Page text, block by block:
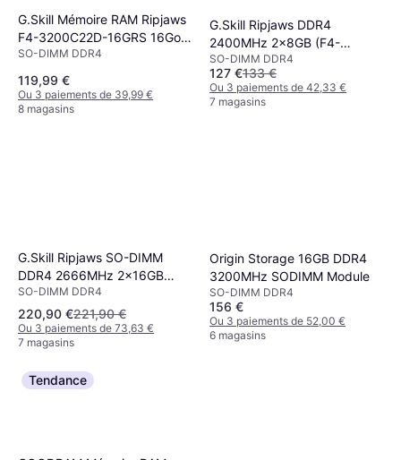
G.Skill Mémoire RAM Ripjaws
F4-3200C22D-16GRS 16Go
(2x8Go) DDR4 3200MHz
CL22 Noir
SO-DIMM DDR4
119,99 €
Ou 3 paiements de 39,99 €
8 magasins
G.Skill Ripjaws DDR4
2400MHz 2x8GB (F4-
2400C16D-16GRS)
SO-DIMM DDR4
127 €133 €
Ou 3 paiements de 42,33 €
7 magasins
G.Skill Ripjaws SO-DIMM
DDR4 2666MHz 2x16GB
(F4-2666C18D-32GRS)
SO-DIMM DDR4
220,90 €221,90 €
Ou 3 paiements de 73,63 €
7 magasins
Origin Storage 16GB DDR4
3200MHz SODIMM Module
SO-DIMM DDR4
156 €
Ou 3 paiements de 52,00 €
6 magasins
Tendance